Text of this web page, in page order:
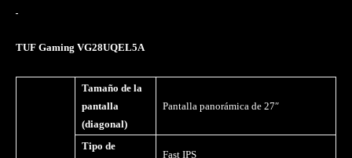
TUF Gaming VG28UQEL5A
Tamaño de la
pantalla
(diagonal)
Pantalla panorámica de 27″
Tipo de
Fast IPS